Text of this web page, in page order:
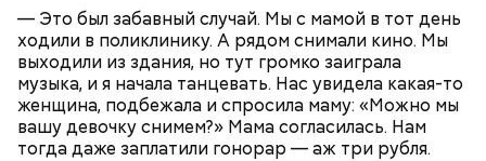
— Это был забавный случай. Мы с мамой в тот день
ходили в поликлинику. А рядом снимали кино. Мы
выходили из здания, но тут громко заиграла
музыка, и я начала танцевать. Нас увидела какая-то
женщина, подбежала и спросила маму: «Можно мы
вашу девочку снимем?» Мама согласилась. Нам
тогда даже заплатили гонорар — аж три рубля.
Традиции и приметы